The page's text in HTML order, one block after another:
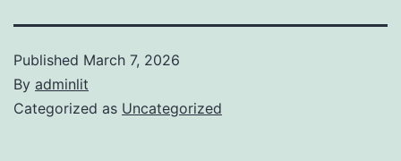
Published March 7, 2026
By adminlit
Categorized as Uncategorized